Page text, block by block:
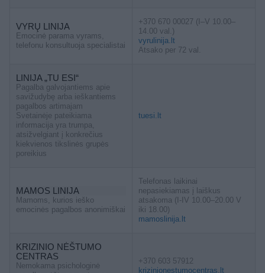
VYRŲ LINIJA
Emocinė parama vyrams,
telefonu konsultuoja specialistai
+370 670 00027 (I–V 10.00–
14.00 val.)
vyrulinija.lt
Atsako per 72 val.
LINIJA „TU ESI“
Pagalba galvojantiems apie
savižudybę arba ieškantiems
pagalbos artimajam
Svetainėje pateikiama
informacija yra trumpa,
atsižvelgiant į konkrečius
kiekvienos tikslinės grupės
poreikius
tuesi.lt
MAMOS LINIJA
Mamoms, kurios ieško
emocinės pagalbos anonimiškai
Telefonas laikinai
nepasiekiamas į laiškus
atsakoma (I-IV 10.00–20.00 V
iki 18.00)
mamoslinija.lt
KRIZINIO NĖŠTUMO
CENTRAS
Nemokama psichologinė
+370 603 57912
krizinionestumocentras.lt